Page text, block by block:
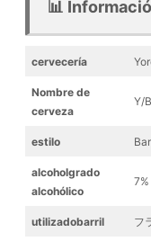
📊
cervecería
Nombre de
cerveza
Y/
estilo
alcoholgrado
alcohólico
utilizadobarril フ